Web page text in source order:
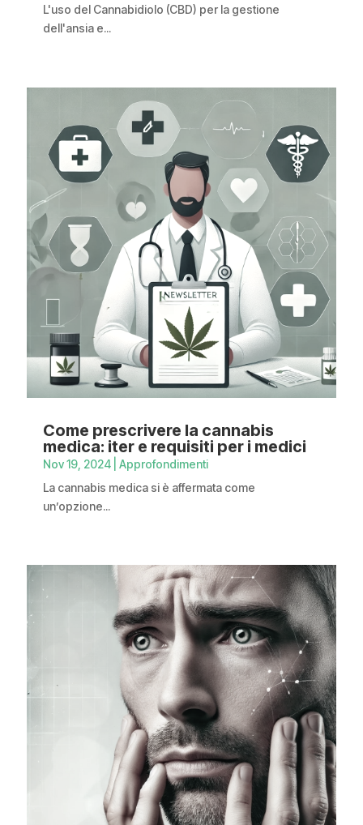
L'uso del Cannabidiolo (CBD) per la gestione
dell'ansia e...
Come prescrivere la cannabis
medica: iter e requisiti per i medici
Nov 19, 2024| Approfondimenti
La cannabis medica si è affermata come
un’opzione...